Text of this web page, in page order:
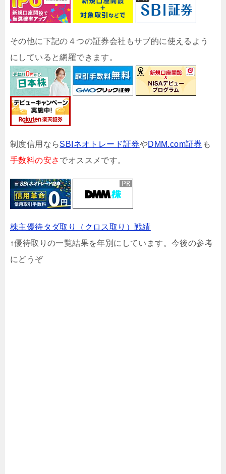
その他に下記の４つの証券会社もサブ的に使えるよう
にしていると網羅できます。
制度信用ならSBIネオトレード証券やDMM.com証券 も
手数料の安さ でオススメです。
株主優待タダ取り（クロス取り）戦績
↑優待取りの一覧結果を年別にしています。今後の参考
にどうぞ